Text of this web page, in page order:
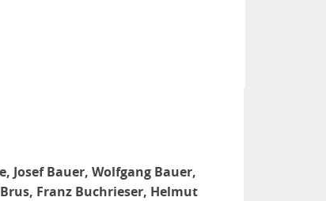
Josef Bauer, Wolfgang Bauer,
Franz Buchrieser, Helmut